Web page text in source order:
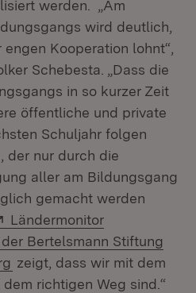
werden. „Am
wird deutlich,
Kooperation lohnt“,
Schebesta. „Dass die
in so kurzer Zeit
öffentliche und private
Schuljahr folgen
der nur durch die
aller am Bildungsgang
gemacht werden
Extern:
Ländermonitor
Bertelsmann Stiftung
(Öffnet in neuem Fenster)
zeigt, dass wir mit dem
richtigen Weg sind.“